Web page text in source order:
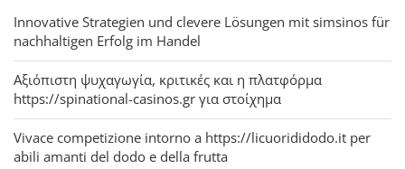
Innovative Strategien und clevere Lösungen mit simsinos für
nachhaltigen Erfolg im Handel
Αξιόπιστη ψυχαγωγία, κριτικές και η πλατφόρμα
https://spinational-casinos.gr για στοίχημα
Vivace competizione intorno a https://licuorididodo.it per
abili amanti del dodo e della frutta